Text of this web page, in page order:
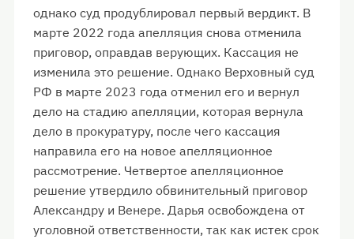
однако суд продублировал первый вердикт. В
марте 2022 года апелляция снова отменила
приговор, оправдав верующих. Кассация не
изменила это решение. Однако Верховный суд
РФ в марте 2023 года отменил его и вернул
дело на стадию апелляции, которая вернула
дело в прокуратуру, после чего кассация
направила его на новое апелляционное
рассмотрение. Четвертое апелляционное
решение утвердило обвинительный приговор
Александру и Венере. Дарья освобождена от
уголовной ответственности, так как истек срок